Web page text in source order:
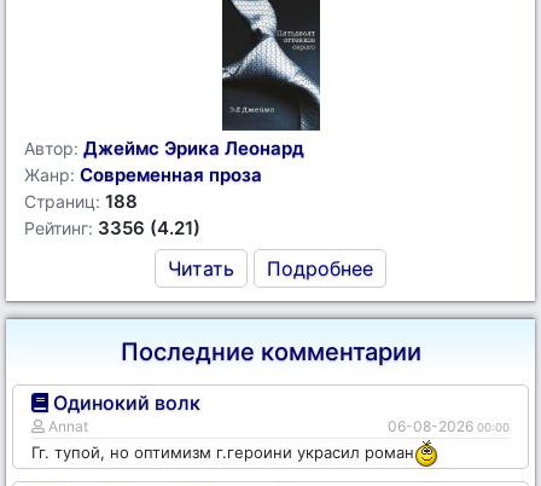
Автор: Джеймс Эрика Леонард
Жанр: Современная проза
Страниц: 188
Рейтинг: 3356 (4.21)
Читать Подробнее
Последние комментарии
Одинокий волк
Annat 06-08-2026 00:00
Гг. тупой, но оптимизм г.героини украсил роман